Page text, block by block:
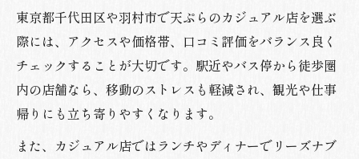
東京都千代田区や羽村市で天ぷらのカジュアル店を選ぶ
際には、アクセスや価格帯、口コミ評価をバランス良く
チェックすることが大切です。駅近やバス停から徒歩圏
内の店舗なら、移動のストレスも軽減され、観光や仕事
帰りにも立ち寄りやすくなります。
また、カジュアル店ではランチやディナーでリーズナブ